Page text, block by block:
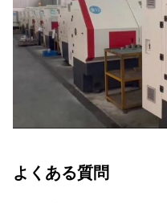
よくある質問